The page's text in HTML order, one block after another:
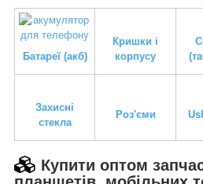
Батареї (акб)
Кришки і
корпусу
Захисні
стекла
Роз'єми
Купити оптом